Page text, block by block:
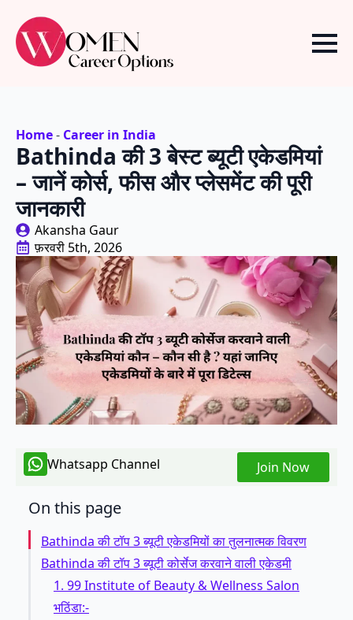
Home- Career in India
Bathinda की 3 बेस्ट ब्यूटी एकेडमियां
– जानें कोर्स, फीस और प्लेसमेंट की पूरी
जानकारी
Akansha Gaur
फ़रवरी 5th, 2026
Whatsapp Channel Join Now
On this page
Bathinda की टॉप 3 ब्यूटी एकेडमियों का तुलनात्मक विवरण
Bathinda की टॉप 3 ब्यूटी कोर्सेज करवाने वाली एकेडमी
1. 99 Institute of Beauty & Wellness Salon
भठिंडा:-